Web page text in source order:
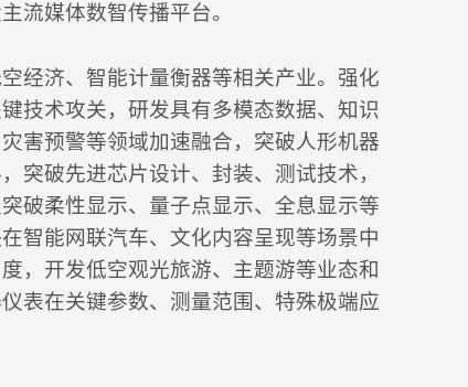
流媒体数智传播平台。
经济、智能计量衡器等相关产业。强化
技术攻关，研发具有多模态数据、知识
害预警等领域加速融合，突破人形机器
突破先进芯片设计、封装、测试技术，
破柔性显示、量子点显示、全息显示等
智能网联汽车、文化内容呈现等场景中
，开发低空观光旅游、主题游等业态和
表在关键参数、测量范围、特殊极端应